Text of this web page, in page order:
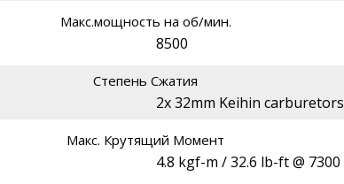
Макс.мощность на об/мин.
8500
Степень Сжатия
2x 32mm Keihin carburetors
Макс. Крутящий Момент
4.8 kgf-m / 32.6 lb-ft @